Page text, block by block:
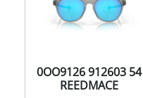
0OO9126 912603 54
REEDMACE